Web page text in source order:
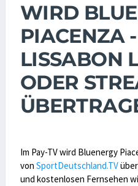
WIRD
PIACENZA
LISSABON
ODER
Im Pay-TV wird Bluenergy
von SportDeutschland.TV
und kostenlosen Fernsehen